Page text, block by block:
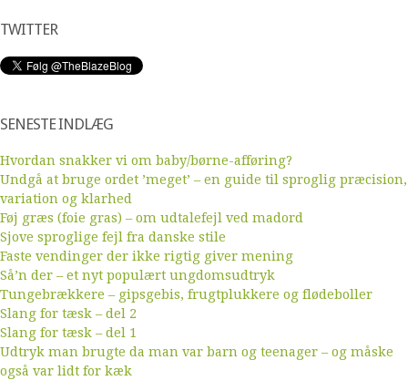
TWITTER
SENESTE INDLÆG
Hvordan snakker vi om baby/børne-afføring?
Undgå at bruge ordet ’meget’ – en guide til sproglig præcision,
variation og klarhed
Føj græs (foie gras) – om udtalefejl ved madord
Sjove sproglige fejl fra danske stile
Faste vendinger der ikke rigtig giver mening
Så’n der – et nyt populært ungdomsudtryk
Tungebrækkere – gipsgebis, frugtplukkere og flødeboller
Slang for tæsk – del 2
Slang for tæsk – del 1
Udtryk man brugte da man var barn og teenager – og måske
også var lidt for kæk